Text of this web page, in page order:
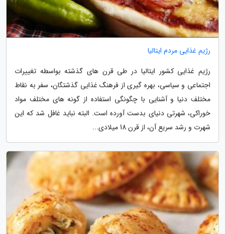
رژیم غذایی مردم ایتالیا
رژیم غذایی کشور ایتالیا در طی قرن های گذشته بواسطه تغییرات
اجتماعی و سیاسی، بهره گیری از فرهنگ غذایی گذشتگان، سفر به نقاط
مختلف دنیا و آشنایی با چگونگی استفاده از گونه های مختلف مواد
خوراکی، شهرتی دنیای بدست آورده است. البته نباید غافل شد که این
شهرت و رشد سریع آن، از قرن 18 میلادی...